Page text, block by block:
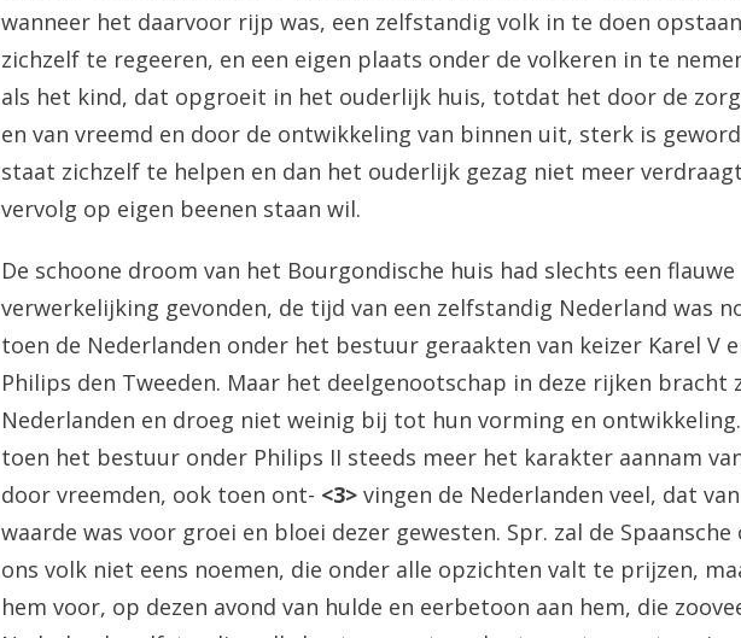
wanneer het daarvoor rijp was, een zelfstandig volk in te doen
zichzelf te regeeren, en een eigen plaats onder de volkeren in te
als het kind, dat opgroeit in het ouderlijk huis, totdat het door de
en van vreemd en door de ontwikkeling van binnen uit, sterk is
staat zichzelf te helpen en dan het ouderlijk gezag niet meer
vervolg op eigen beenen staan wil.
De schoone droom van het Bourgondische huis had slechts een flauwe
verwerkelijking gevonden, de tijd van een zelfstandig Nederland was
toen de Nederlanden onder het bestuur geraakten van keizer Karel V
Philips den Tweeden. Maar het deelgenootschap in deze rijken bracht
Nederlanden en droeg niet weinig bij tot hun vorming en
toen het bestuur onder Philips II steeds meer het karakter aannam
door vreemden, ook toen ont- <3> vingen de Nederlanden veel, dat
waarde was voor groei en bloei dezer gewesten. Spr. zal de Spaansche
ons volk niet eens noemen, die onder alle opzichten valt te prijzen,
hem voor, op dezen avond van hulde en eerbetoon aan hem, die